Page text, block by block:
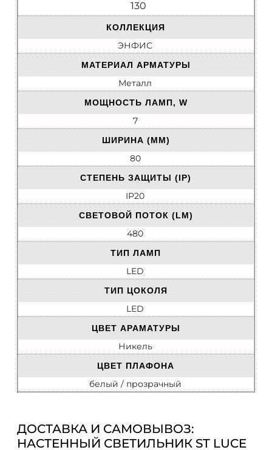
130
КОЛЛЕКЦИЯ
ЭНФИС
МАТЕРИАЛ АРМАТУРЫ
Металл
МОЩНОСТЬ ЛАМП, W
7
ШИРИНА (ММ)
80
СТЕПЕНЬ ЗАЩИТЫ (IP)
IP20
СВЕТОВОЙ ПОТОК (LM)
480
ТИП ЛАМП
LED
ТИП ЦОКОЛЯ
LED
ЦВЕТ АРАМАТУРЫ
Никель
ЦВЕТ ПЛАФОНА
белый / прозрачный
ДОСТАВКА И САМОВЫВОЗ:
НАСТЕННЫЙ СВЕТИЛЬНИК ST LUCE